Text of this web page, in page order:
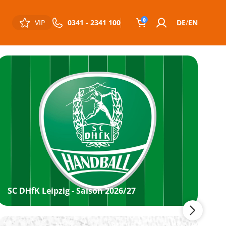
VIP 0341 - 2341 100 0 DE EN
SC DHfK Leipzig - Saison 2026/27